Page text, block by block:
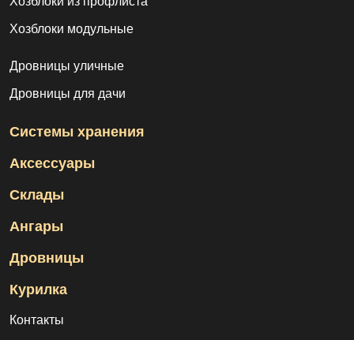
Хозблоки модульные
Дровницы уличные
Дровницы для дачи
Системы хранения
Аксессуары
Склады
Ангары
Дровницы
Курилка
Контакты